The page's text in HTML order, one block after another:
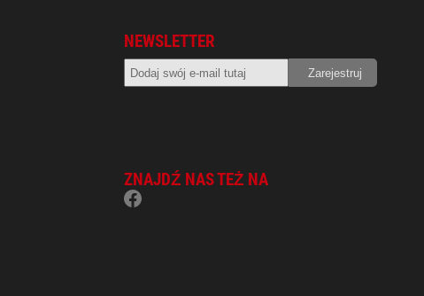
NEWSLETTER
ZNAJDŹ NAS TEŻ NA